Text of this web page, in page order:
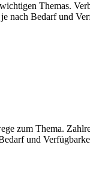
Themas.
nach Bedarf und
zum Thema.
und